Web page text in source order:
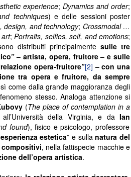
experience; Dynamics and order;
techniques) e delle sessioni poster
design, and technology; Crossmodal …
; Portraits, selfies, self, and emotions;
distribuiti principalmente sulle tre
– artista, opera, fruitore – e sulle
opera-fruitore”[2] – con una
tra opera e fruitore, da sempre
come dalla grande maggioranza degli
stesso. Analoga attenzione si
(The place of contemplation in a
della Virginia, e da Ian
found), fisico e psicologo, professore
esperienza estetica” e sulla natura del
, nella fattispecie macchie e
dell’opera artistica.